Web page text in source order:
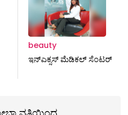
beauty
ಇನ್ಎಕ್ಸಸ್ ಮೆಡಿಕಲ್ ಸೆಂಟರ್